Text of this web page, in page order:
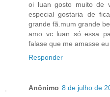
oi luan gosto muito de
especial gostaria de
grande fã.mum grande
amo vc luan só essa
falase que me amasse
Responder
Anônimo 8 de julho de